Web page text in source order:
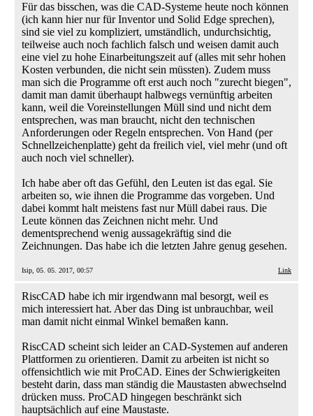
Für das bisschen, was die CAD-Systeme heute noch können
(ich kann hier nur für Inventor und Solid Edge sprechen),
sind sie viel zu kompliziert, umständlich, undurchsichtig,
teilweise auch noch fachlich falsch und weisen damit auch
eine viel zu hohe Einarbeitungszeit auf (alles mit sehr hohen
Kosten verbunden, die nicht sein müssten). Zudem muss
man sich die Programme oft erst auch noch "zurecht biegen",
damit man damit überhaupt halbwegs vernünftig arbeiten
kann, weil die Voreinstellungen Müll sind und nicht dem
entsprechen, was man braucht, nicht den technischen
Anforderungen oder Regeln entsprechen. Von Hand (per
Schnellzeichenplatte) geht da freilich viel, viel mehr (und oft
auch noch viel schneller).
Ich habe aber oft das Gefühl, den Leuten ist das egal. Sie
arbeiten so, wie ihnen die Programme das vorgeben. Und
dabei kommt halt meistens fast nur Müll dabei raus. Die
Leute können das Zeichnen nicht mehr. Und
dementsprechend wenig aussagekräftig sind die
Zeichnungen. Das habe ich die letzten Jahre genug gesehen.
Isip, 05. 05. 2017, 00:57 Link
RiscCAD habe ich mir irgendwann mal besorgt, weil es
mich interessiert hat. Aber das Ding ist unbrauchbar, weil
man damit nicht einmal Winkel bemaßen kann.
RiscCAD scheint sich leider an CAD-Systemen auf anderen
Plattformen zu orientieren. Damit zu arbeiten ist nicht so
offensichtlich wie mit ProCAD. Eines der Schwierigkeiten
besteht darin, dass man ständig die Maustasten abwechselnd
drücken muss. ProCAD hingegen beschränkt sich
hauptsächlich auf eine Maustaste.